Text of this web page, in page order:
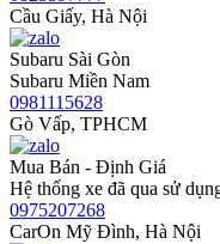
Cầu Giấy, Hà Nội
Subaru Sài Gòn
Subaru Miền Nam
0981115628
Gò Vấp, TPHCM
Mua Bán - Định Giá
Hệ thống xe đã qua sử
0975207268
CarOn Mỹ Đình, Hà Nội